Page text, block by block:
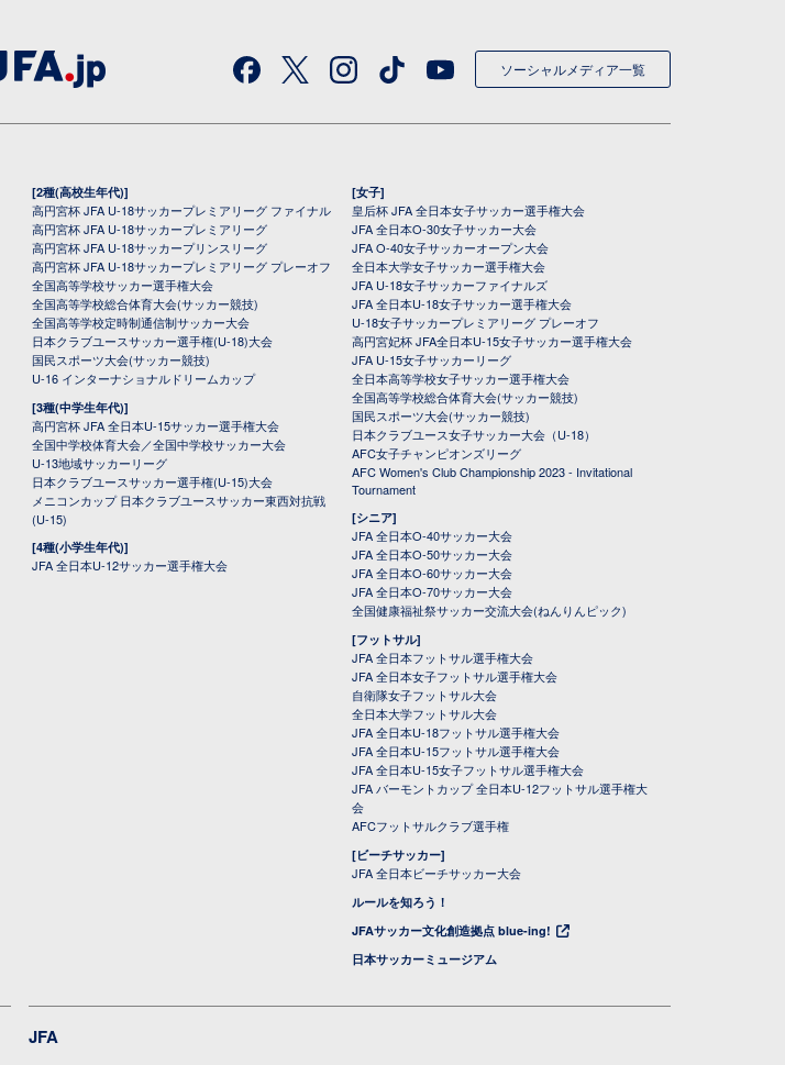
ソーシャルメディア一覧
[2種(高校生年代)]
高円宮杯 JFA U-18サッカープレミアリーグ ファイナル
高円宮杯 JFA U-18サッカープレミアリーグ
高円宮杯 JFA U-18サッカープリンスリーグ
高円宮杯 JFA U-18サッカープレミアリーグ プレーオフ
全国高等学校サッカー選手権大会
全国高等学校総合体育大会(サッカー競技)
全国高等学校定時制通信制サッカー大会
日本クラブユースサッカー選手権(U-18)大会
国民スポーツ大会(サッカー競技)
U-16 インターナショナルドリームカップ
[3種(中学生年代)]
高円宮杯 JFA 全日本U-15サッカー選手権大会
全国中学校体育大会／全国中学校サッカー大会
U-13地域サッカーリーグ
日本クラブユースサッカー選手権(U-15)大会
メニコンカップ 日本クラブユースサッカー東西対抗戦
(U-15)
[4種(小学生年代)]
JFA 全日本U-12サッカー選手権大会
[女子]
皇后杯 JFA 全日本女子サッカー選手権大会
JFA 全日本O-30女子サッカー大会
JFA O-40女子サッカーオープン大会
全日本大学女子サッカー選手権大会
JFA U-18女子サッカーファイナルズ
JFA 全日本U-18女子サッカー選手権大会
U-18女子サッカープレミアリーグ プレーオフ
高円宮妃杯 JFA全日本U-15女子サッカー選手権大会
JFA U-15女子サッカーリーグ
全日本高等学校女子サッカー選手権大会
全国高等学校総合体育大会(サッカー競技)
国民スポーツ大会(サッカー競技)
日本クラブユース女子サッカー大会（U-18）
AFC女子チャンピオンズリーグ
AFC Women's Club Championship 2023 - Invitational
Tournament
[シニア]
JFA 全日本O-40サッカー大会
JFA 全日本O-50サッカー大会
JFA 全日本O-60サッカー大会
JFA 全日本O-70サッカー大会
全国健康福祉祭サッカー交流大会(ねんりんピック)
[フットサル]
JFA 全日本フットサル選手権大会
JFA 全日本女子フットサル選手権大会
自衛隊女子フットサル大会
全日本大学フットサル大会
JFA 全日本U-18フットサル選手権大会
JFA 全日本U-15フットサル選手権大会
JFA 全日本U-15女子フットサル選手権大会
JFA バーモントカップ 全日本U-12フットサル選手権大
会
AFCフットサルクラブ選手権
[ビーチサッカー]
JFA 全日本ビーチサッカー大会
ルールを知ろう！
JFAサッカー文化創造拠点 blue-ing!
日本サッカーミュージアム
JFA